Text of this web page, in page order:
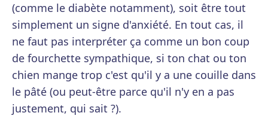
(comme le diabète notamment), soit être tout
simplement un signe d'anxiété. En tout cas, il
ne faut pas interpréter ça comme un bon coup
de fourchette sympathique, si ton chat ou ton
chien mange trop c'est qu'il y a une couille dans
le pâté (ou peut-être parce qu'il n'y en a pas
justement, qui sait ?).